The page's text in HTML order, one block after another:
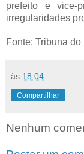
prefeito e vice-
irregularidades
Fonte: Tribuna do
às 18:04
Compartilhar
Nenhum